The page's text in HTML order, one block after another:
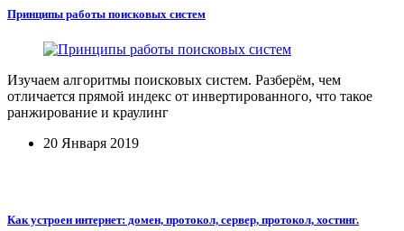
Принципы работы поисковых систем
Изучаем алгоритмы поисковых систем. Разберём, чем
отличается прямой индекс от инвертированного, что такое
ранжирование и краулинг
20 Января 2019
Как устроен интернет: домен, протокол, сервер, протокол, хостинг.